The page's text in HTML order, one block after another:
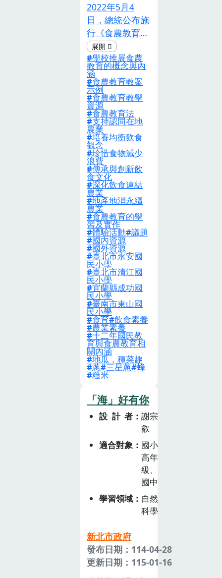
2022年5月4
日，總統公布施
行《食農教育
法》，臺灣食農
教育推動邁向了
嶄新的里程碑。
《食農教育法》
明定以「支持認
同在地農業、培
養均衡飲食觀
念、珍惜食物減
少浪費、傳承與
創新飲食文化、
深化飲食連結農
業、地產地消永
續農業」為推動
方針。透過中央
與地方政府間的
橫向串聯、垂直
整合，鼓勵民間
非營利組織及各
公民團體共同協
力，以期將食農
教育之推動對象
涵蓋家庭、學
校、政府部門、
農民團體、食品
業者、社區與民
間團體等，勾勒
出了全民共同參
與的 ｢全民食農
教育」願景。學
校是推動食農教
育的重要場域，
《食農教育法》
規定主管機關應
協助各級學校及
程、學校午餐供
應等，進行食農
作、體驗活動，
從小培養對於飲
食及農業的理
學校推展食農
教育的概念與內
涵
食農教育教案
示例
食農教育教學
資源
食農教育法
支持認同在地
農業
培養均衡飲食
觀念
珍惜食物減少
浪費
傳承與創新飲
食文化
深化飲食連結
農業
地產地消永續
農業
食農教育的學
習及實作
體驗活動 議題
國內資源
國外資源
臺北市永安國
民小學
臺北市清江國
民小學
宜蘭縣成功國
民小學
臺南市東山國
民小學
食育 飲食素養
農業素養
十二年國民教
育與食農教育相
關內涵
地瓜，種菜趣
蔥 三星蔥 蜂
糙米
「海」好有你
設計者
謝宗
叡
適合對象
國小
高年
級、
國中
學習領域
自然
科學
新北市政府
發布日期：114-04-28
更新日期：115-01-16